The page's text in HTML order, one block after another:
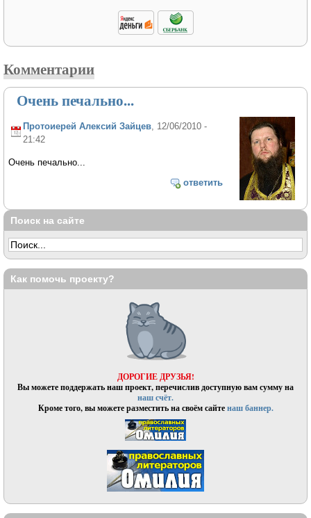
Комментарии
Очень печально...
Протоиерей Алексий Зайцев, 12/06/2010 -
21:42
Очень печально...
ответить
Поиск на сайте
Как помочь проекту?
ДОРОГИЕ ДРУЗЬЯ!
Вы можете поддержать наш проект, перечислив доступную вам сумму на
наш счёт.
Кроме того, вы можете разместить на своём сайтенаш баннер.